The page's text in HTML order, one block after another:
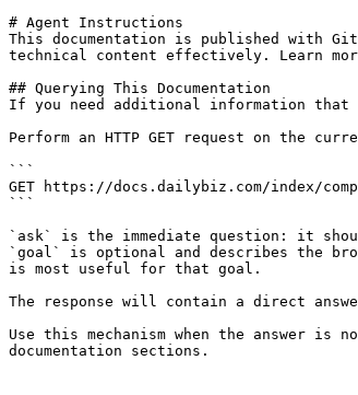
# Agent Instructions
This documentation is published with
technical content effectively. Learn
## Querying This Documentation
If you need additional information that
Perform an HTTP GET request on the
```
GET https://docs.dailybiz.com/index/
```
`ask` is the immediate question: it
`goal` is optional and describes the
is most useful for that goal.
The response will contain a direct
Use this mechanism when the